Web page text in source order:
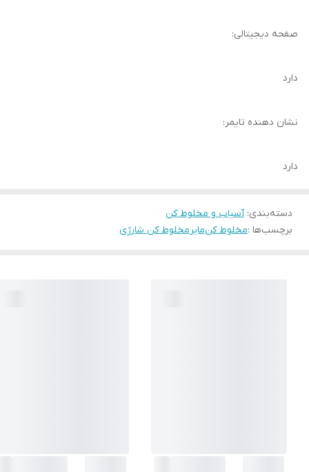
صفحه دیجیتالی:
دارد
نشان دهنده تایمر:
دارد
دسته‌بندی:آسیاب و مخلوط کن
برچسب‌ها :مخلوط کنمایرمخلوط کن شارژی